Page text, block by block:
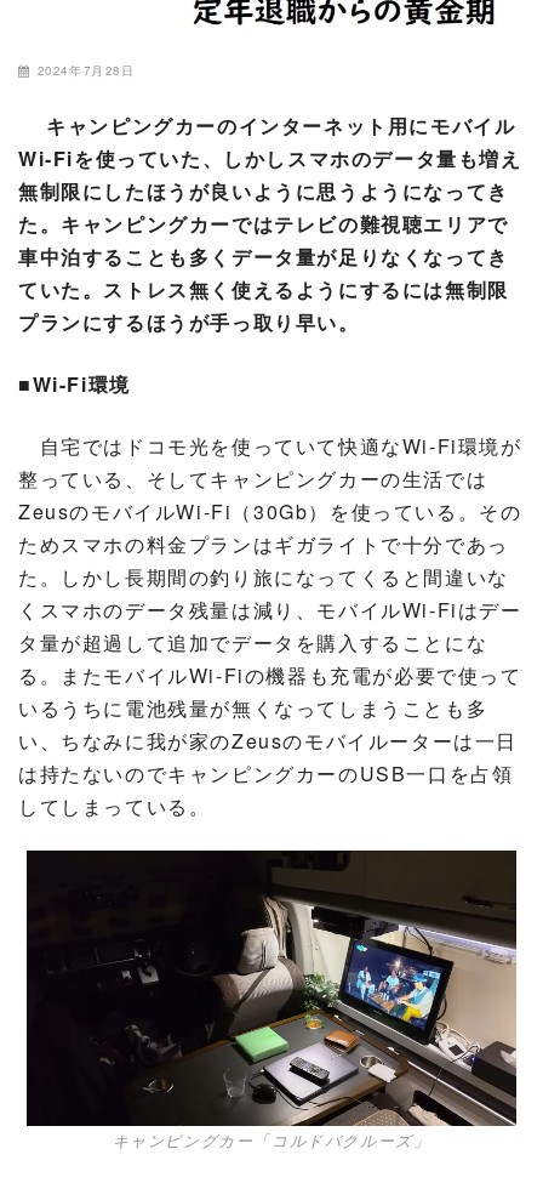
2024年7月28日
キャンピングカーのインターネット用にモバイル
Wi-Fiを使っていた、しかしスマホのデータ量も増え
無制限にしたほうが良いように思うようになってき
た。キャンピングカーではテレビの難視聴エリアで
車中泊することも多くデータ量が足りなくなってき
ていた。ストレス無く使えるようにするには無制限
プランにするほうが手っ取り早い。
■Wi-Fi環境
自宅ではドコモ光を使っていて快適なWi-Fi環境が
整っている、そしてキャンピングカーの生活では
ZeusのモバイルWi-Fi（30Gb）を使っている。その
ためスマホの料金プランはギガライトで十分であっ
た。しかし長期間の釣り旅になってくると間違いな
くスマホのデータ残量は減り、モバイルWi-Fiはデー
タ量が超過して追加でデータを購入することにな
る。またモバイルWi-Fiの機器も充電が必要で使って
いるうちに電池残量が無くなってしまうことも多
い、ちなみに我が家のZeusのモバイルーターは一日
は持たないのでキャンピングカーのUSB一口を占領
してしまっている。
キャンピングカー「コルドバクルーズ」